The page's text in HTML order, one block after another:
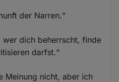
der Narren.“
wer dich beherrscht, finde
darfst.“
Meinung nicht, aber ich